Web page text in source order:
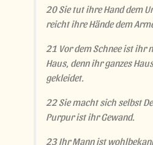
20 Sie tut ihre Hand dem
reicht ihre Hände dem
21 Vor dem Schnee ist ihr
Haus, denn ihr ganzes
gekleidet.
22 Sie macht sich selbst
Purpur ist ihr Gewand.
23 Ihr Mann ist